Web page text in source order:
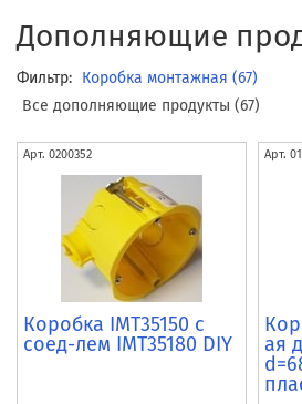
Дополняющие
Фильтр: Коробка монтажная (67)
Все дополняющие продукты (67)
Арт. 0200352
Коробка IMT35150 c
соед-лем IMT35180 DIY
Арт.
ая